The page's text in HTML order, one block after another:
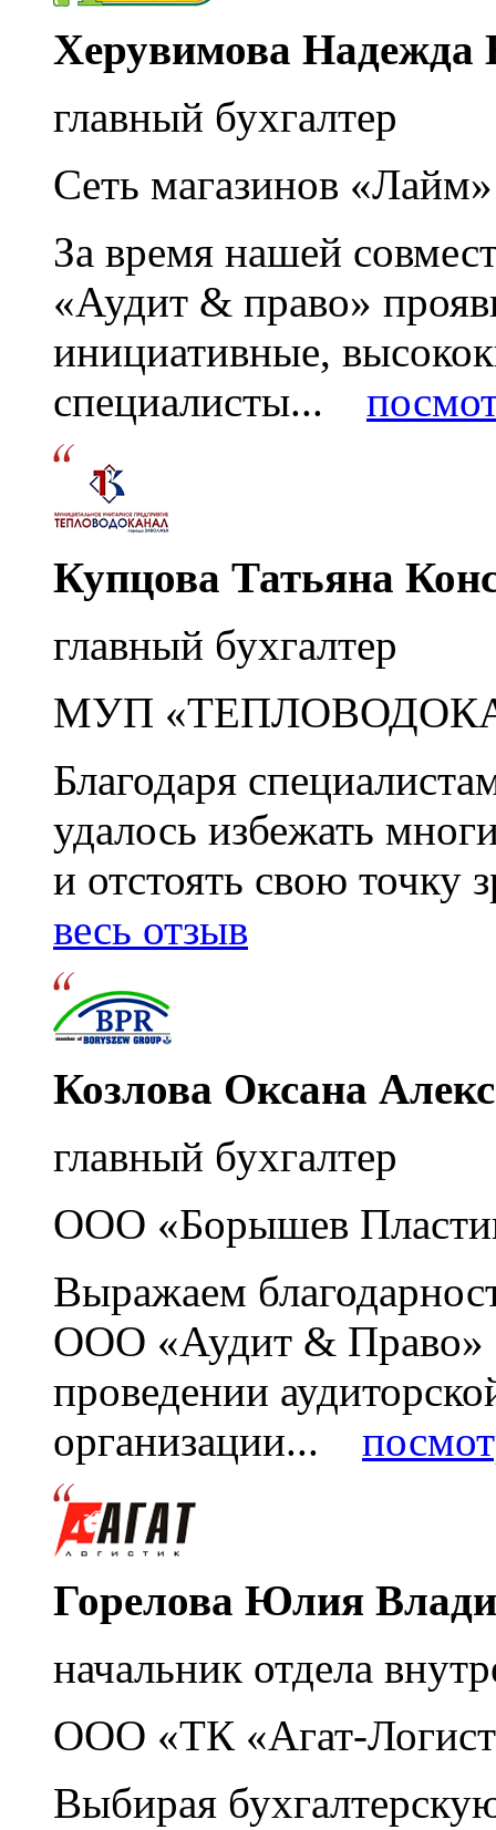
Херувимова Надежда
главный бухгалтер
Сеть магазинов «Лайм»
За время нашей
«Аудит & право»
инициативные,
специалисты...
Купцова Татьяна
главный бухгалтер
МУП
Благодаря
удалось избежать
и отстоять свою
весь отзыв
Козлова Оксана
главный бухгалтер
ООО «Борышев
Выражаем
ООО «Аудит & Право»
проведении
организации...
Горелова Юлия
начальник отдела
ООО «ТК «Агат-
Выбирая